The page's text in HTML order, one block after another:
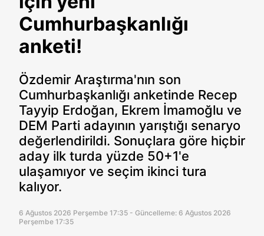
Cumhurbaşkanlığı
anketi!
Özdemir Araştırma'nın son
Cumhurbaşkanlığı anketinde Recep
Tayyip Erdoğan, Ekrem İmamoğlu ve
DEM Parti adayının yarıştığı senaryo
değerlendirildi. Sonuçlara göre hiçbir
aday ilk turda yüzde 50+1'e
ulaşamıyor ve seçim ikinci tura
kalıyor.
6 Ağustos 2026 Perşembe 17:35 - Güncelleme: 6 Ağustos 2026
Perşembe 17:35